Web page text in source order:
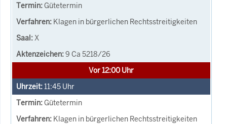
Gütetermin
Klagen in bürgerlichen Rechtsstreitigkeiten
X
9 Ca 5218/26
Vor 12:00 Uhr
11:45 Uhr
Gütetermin
Klagen in bürgerlichen Rechtsstreitigkeiten